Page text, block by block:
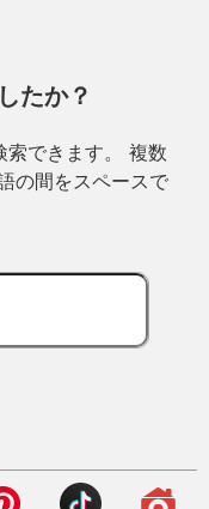
たか？
索できます。 複数
の間をスペースで